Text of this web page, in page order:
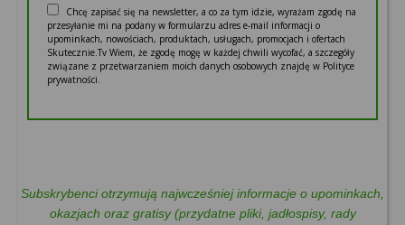
Chcę zapisać się na newsletter, a co za tym idzie, wyrażam zgodę na
przesyłanie mi na podany w formularzu adres e-mail informacji o
upominkach, nowościach, produktach, usługach, promocjach i ofertach
Skutecznie.Tv Wiem, że zgodę mogę w każdej chwili wycofać, a szczegóły
związane z przetwarzaniem moich danych osobowych znajdę w Polityce
prywatności.
Subskrybenci otrzymują najwcześniej informacje o upominkach,
okazjach oraz gratisy (przydatne pliki, jadłospisy, rady